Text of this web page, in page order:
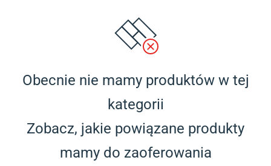
Obecnie nie mamy produktów w tej
kategorii
Zobacz, jakie powiązane produkty
mamy do zaoferowania